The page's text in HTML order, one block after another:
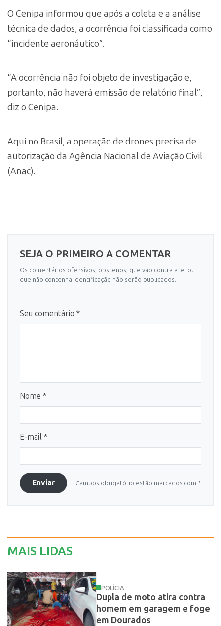
O Cenipa informou que após a coleta e a análise
técnica de dados, a ocorrência foi classificada como
“incidente aeronáutico”.
“A ocorrência não foi objeto de investigação e,
portanto, não haverá emissão de relatório final”,
diz o Cenipa.
Aqui no Brasil, a operação de drones precisa de
autorização da Agência Nacional de Aviação Civil
(Anac).
SEJA O PRIMEIRO A COMENTAR
Os comentários ofensivos, obscenos, que vão contra a lei ou
que não contenha identificação não serão publicados.
Seu comentário *
Nome *
E-mail *
Enviar Campos obrigatório estão marcados com *
MAIS LIDAS
POLÍCIA
Dupla de moto atira contra
homem em garagem e foge
em Dourados